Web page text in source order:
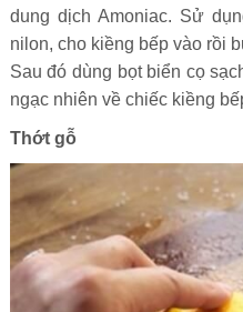
dung dịch Amoniac. Sử
nilon, cho kiềng bếp vào rồi
Sau đó dùng bọt biển cọ
ngạc nhiên về chiếc kiềng
Thớt gỗ